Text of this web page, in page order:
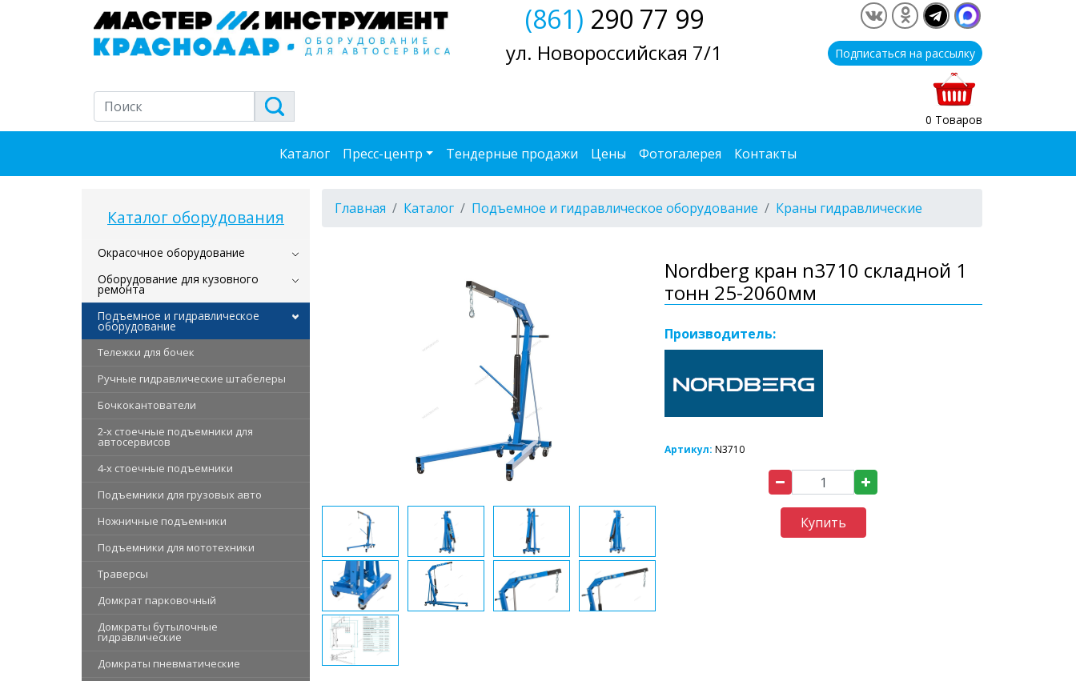
(861) 290 77 99
ул. Новороссийская 7/1 Подписаться на рассылку
0 Товаров
Каталог Пресс-центр Тендерные продажи Цены Фотогалерея Контакты
Каталог оборудования
Окрасочное оборудование
Оборудование для кузовного
ремонта
Подъемное и гидравлическое
оборудование
Тележки для бочек
Ручные гидравлические штабелеры
Бочкокантователи
2-х стоечные подъемники для
автосервисов
4-х стоечные подъемники
Подъемники для грузовых авто
Ножничные подъемники
Подъемники для мототехники
Траверсы
Домкрат парковочный
Домкраты бутылочные
гидравлические
Домкраты пневматические
Главная Каталог Подъемное и гидравлическое оборудование Краны гидравлические
Nordberg кран n3710 складной 1
тонн 25-2060мм
Производитель:
Артикул: N3710
Купить